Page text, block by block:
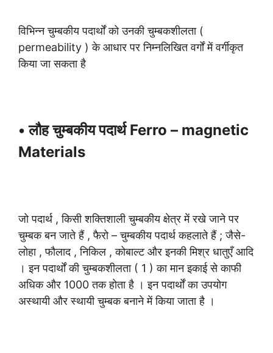
विभिन्न चुम्बकीय पदार्थों को उनकी चुम्बकशीलता (
permeability ) के आधार पर निम्नलिखित वर्गों में वर्गीकृत
किया जा सकता है
• लौह चुम्बकीय पदार्थ Ferro – magnetic
Materials
जो पदार्थ , किसी शक्तिशाली चुम्बकीय क्षेत्र में रखे जाने पर
चुम्बक बन जाते हैं , फैरो – चुम्बकीय पदार्थ कहलाते हैं ; जैसे-
लोहा , फौलाद , निकिल , कोबाल्ट और इनकी मिश्र धातुएँ आदि
। इन पदार्थों की चुम्बकशीलता ( 1 ) का मान इकाई से काफी
अधिक और 1000 तक होता है । इन पदार्थों का उपयोग
अस्थायी और स्थायी चुम्बक बनाने में किया जाता है ।